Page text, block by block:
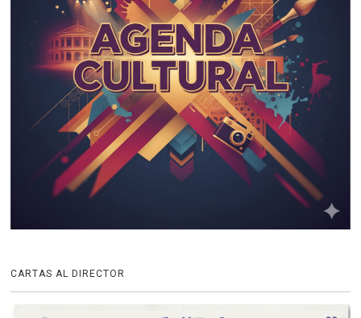
CARTAS AL DIRECTOR